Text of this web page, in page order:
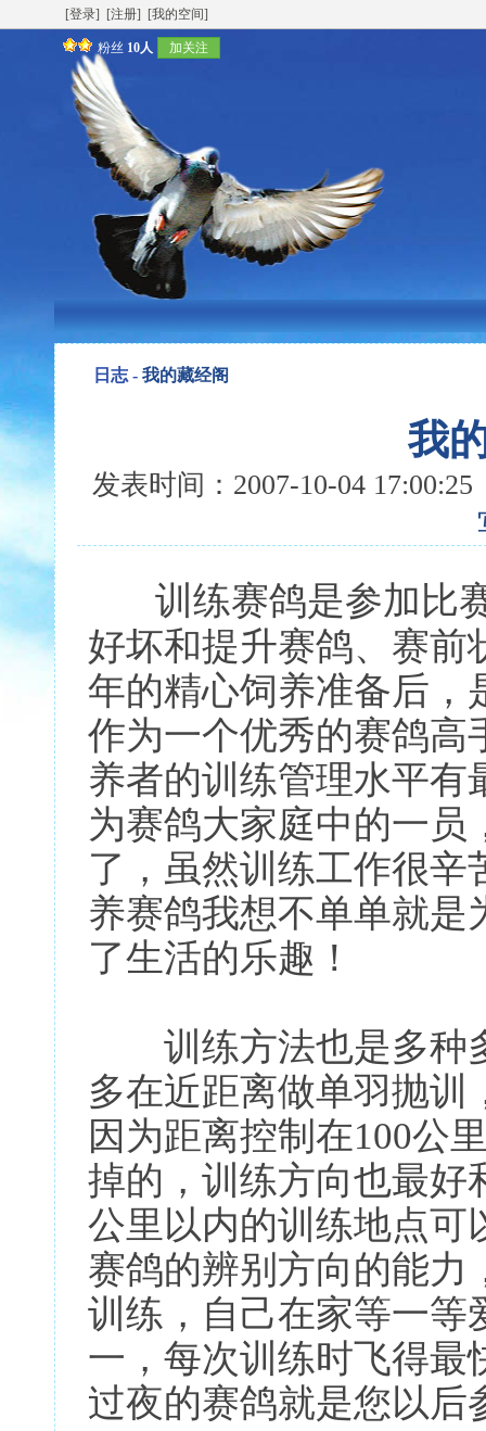
[登录] [注册] [我的空间]
粉丝 10人 加关注
日志 - 我的藏经阁
我
发表时间：2007-10-04
训练赛鸽是参加比
好坏和提升赛鸽、赛前
年的精心饲养准备后，
作为一个优秀的赛鸽高
养者的训练管理水平有
为赛鸽大家庭中的一
了，虽然训练工作很
养赛鸽我想不单单就是
了生活的乐趣！
训练方法也是多种
多在近距离做单羽抛训
因为距离控制在100公
掉的，训练方向也最好
公里以内的训练地点可
赛鸽的辨别方向的能力
训练，自己在家等一等
一，每次训练时飞得最
过夜的赛鸽就是您以后